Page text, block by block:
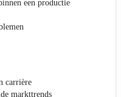
een productie
carrière
markttrends